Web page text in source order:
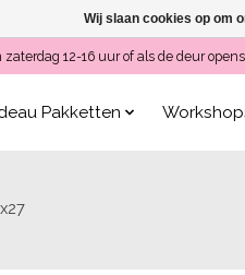
zaterdag 12-16 uur of als de deur
Pakketten
Wij slaan cookies op om